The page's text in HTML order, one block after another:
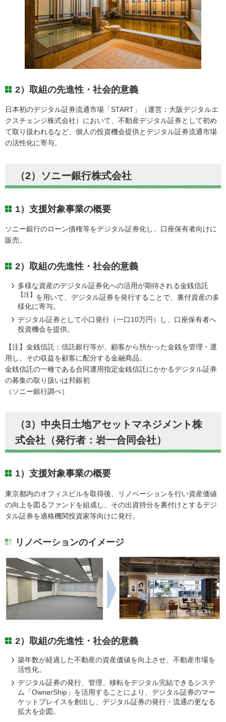
2）取組の先進性・社会的意義
日本初のデジタル証券流通市場「START」（運営：大阪デジタルエ
クスチェンジ株式会社）において、不動産デジタル証券として初め
て取り扱われるなど、個人の投資機会提供とデジタル証券流通市場
の活性化に寄与。
（2）ソニー銀行株式会社
1）支援対象事業の概要
ソニー銀行のローン債権等をデジタル証券化し、口座保有者向けに
販売。
2）取組の先進性・社会的意義
多様な資産のデジタル証券化への活用が期待される金銭信託
【注】 を用いて、デジタル証券を発行することで、裏付資産の多
様化に寄与。
デジタル証券として小口発行（一口10万円）し、口座保有者へ
投資機会を提供。
【注】金銭信託：信託銀行等が、顧客から預かった金銭を管理・運
用し、その収益を顧客に配分する金融商品。
金銭信託の一種である合同運用指定金銭信託にかかるデジタル証券
の募集の取り扱いは邦銀初
（ソニー銀行調べ）
（3）中央日土地アセットマネジメント株
式会社（発行者：岩一合同会社）
1）支援対象事業の概要
東京都内のオフィスビルを取得後、リノベーションを行い資産価値
の向上を図るファンドを組成し、その出資持分を裏付けとするデジ
タル証券を適格機関投資家等向けに発行。
リノベーションのイメージ
2）取組の先進性・社会的意義
築年数が経過した不動産の資産価値を向上させ、不動産市場を
活性化。
デジタル証券の発行、管理、移転をデジタル完結できるシステ
ム「OwnerShip」を活用することにより、デジタル証券のマー
ケットプレイスを創出し、デジタル証券の発行・流通の更なる
拡大を企図。